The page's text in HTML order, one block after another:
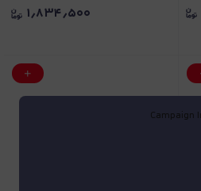
۱٫۸۳۴٫۵۰۰